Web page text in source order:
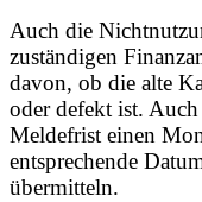
Auch die
zuständigen
davon, ob die alte
oder defekt ist.
Meldefrist einen
entsprechende
übermitteln.